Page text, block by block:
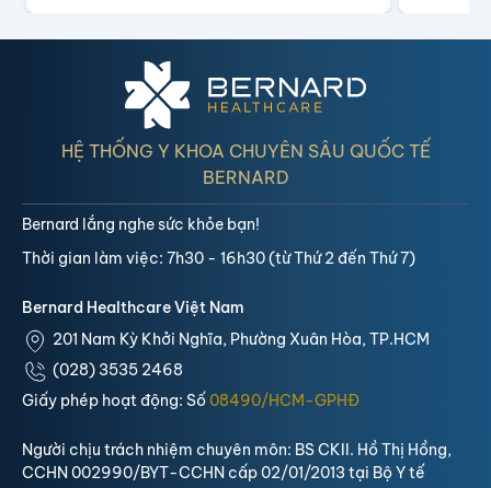
HỆ THỐNG Y KHOA CHUYÊN SÂU QUỐC TẾ
BERNARD
Bernard Healthcare Việt Nam
201 Nam Kỳ Khởi Nghĩa, Phường Xuân Hòa, TP.HCM
(028) 3535 2468
Giấy phép hoạt động: Số08490/HCM-GPHĐ
Người chịu trách nhiệm chuyên môn: BS CKII. Hồ Thị Hồng,
CCHN 002990/BYT-CCHN cấp 02/01/2013 tại Bộ Y tế
Bernard lắng nghe sức khỏe bạn!
Thời gian làm việc: 7h30 - 16h30 (từ Thứ 2 đến Thứ 7)